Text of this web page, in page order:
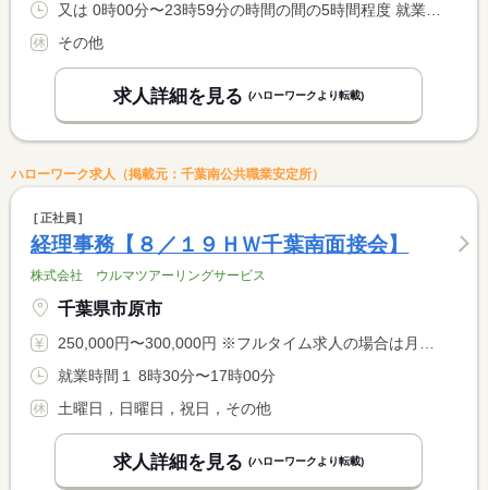
その他
求人詳細を見る (ハローワークより転載)
ハローワーク求人（掲載元：千葉南公共職業安定所）
正社員
経理事務【８／１９ＨＷ千葉南面接会】
株式会社 ウルマツアーリングサービス
千葉県市原市
250,000円〜300,000円 ※フルタイム求人の場合は月額（換算額）、パート求人の場合は時間額を表示しています。
就業時間１ 8時30分〜17時00分
土曜日，日曜日，祝日，その他
求人詳細を見る (ハローワークより転載)